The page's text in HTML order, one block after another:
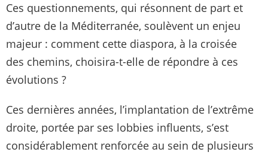
Ces questionnements, qui résonnent de part et
d’autre de la Méditerranée, soulèvent un enjeu
majeur : comment cette diaspora, à la croisée
des chemins, choisira-t-elle de répondre à ces
évolutions ?
Ces dernières années, l’implantation de l’extrême
droite, portée par ses lobbies influents, s’est
considérablement renforcée au sein de plusieurs